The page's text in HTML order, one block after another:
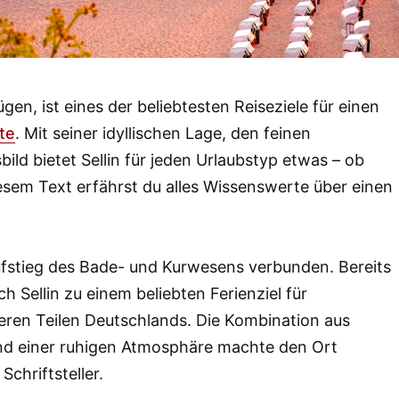
ist eines der beliebtesten Reiseziele für einen
. Mit seiner idyllischen Lage, den feinen
bietet Sellin für jeden Urlaubstyp etwas – ob
Text erfährst du alles Wissenswerte über einen
des Bade- und Kurwesens verbunden. Bereits
Sellin zu einem beliebten Ferienziel für
Teilen Deutschlands. Die Kombination aus
einer ruhigen Atmosphäre machte den Ort